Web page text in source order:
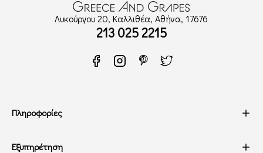
Λυκούργου 20, Καλλιθέα, Αθήνα, 17676
213 025 2215
Πληροφορίες
Εξυπηρέτηση